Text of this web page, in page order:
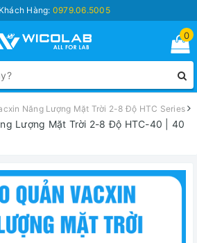
Hàng: 0979.06.5005
0
Năng Lượng Mặt Trời 2-8 Độ HTC Series
Lượng Mặt Trời 2-8 Độ HTC-40 | 40